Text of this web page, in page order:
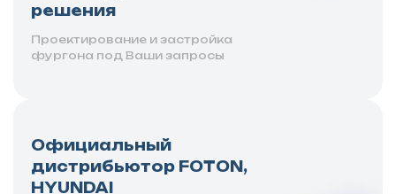
решения
Проектирование и застройка
фургона под Ваши запросы
Официальный
дистрибьютор FOTON,
HYUNDAI